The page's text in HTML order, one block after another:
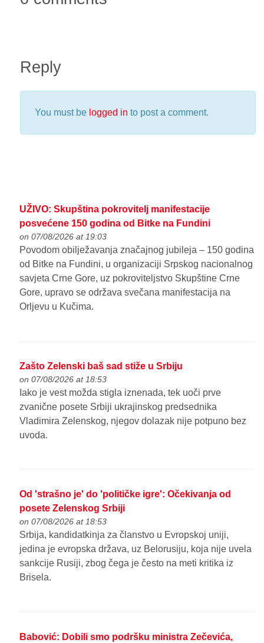
Reply
You must be logged in to post a comment.
UŽIVO: Skupština pokrovitelj manifestacije
posvećene 150 godina od Bitke na Fundini
on 07/08/2026 at 19:03
Povodom obilježavanja značajnog jubileja – 150 godina
od Bitke na Fundini, u organizaciji Srpskog nacionalnog
savjeta Crne Gore, uz pokroviteljstvo Skupštine Crne
Gore, upravo se održava svečana manifestacija na
Orljevu u Kučima.
Zašto Zelenski baš sad stiže u Srbiju
on 07/08/2026 at 18:53
Iako je vest možda stigla iznenada, tek uoči prve
zvanične posete Srbiji ukrajinskog predsednika
Vladimira Zelenskog, njegov dolazak nije potpuno bez
uvoda.
Od 'strašno je' do 'političke igre': Očekivanja od
posete Zelenskog Srbiji
on 07/08/2026 at 18:53
Srbija, kandidatkinja za članstvo u Evropskoj uniji,
jedina je evropska država, uz Belorusiju, koja nije uvela
sankcije Rusiji, zbog čega je često na meti kritika iz
Brisela.
Babović: Dobili smo podršku ministra Zečevića,